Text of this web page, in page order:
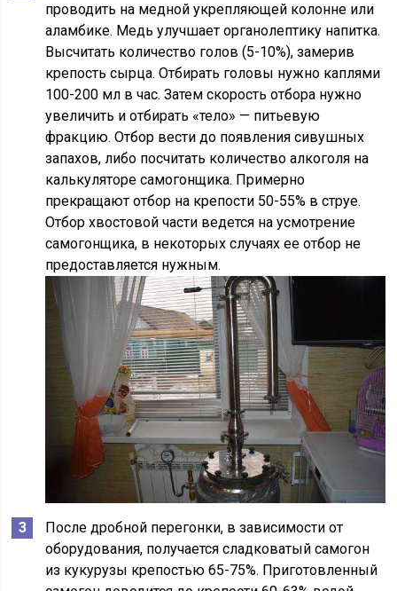
проводить на медной укрепляющей колонне или
аламбике. Медь улучшает органолептику напитка.
Высчитать количество голов (5-10%), замерив
крепость сырца. Отбирать головы нужно каплями
100-200 мл в час. Затем скорость отбора нужно
увеличить и отбирать «тело» — питьевую
фракцию. Отбор вести до появления сивушных
запахов, либо посчитать количество алкоголя на
калькуляторе самогонщика. Примерно
прекращают отбор на крепости 50-55% в струе.
Отбор хвостовой части ведется на усмотрение
самогонщика, в некоторых случаях ее отбор не
предоставляется нужным.
После дробной перегонки, в зависимости от
оборудования, получается сладковатый самогон
из кукурузы крепостью 65-75%. Приготовленный